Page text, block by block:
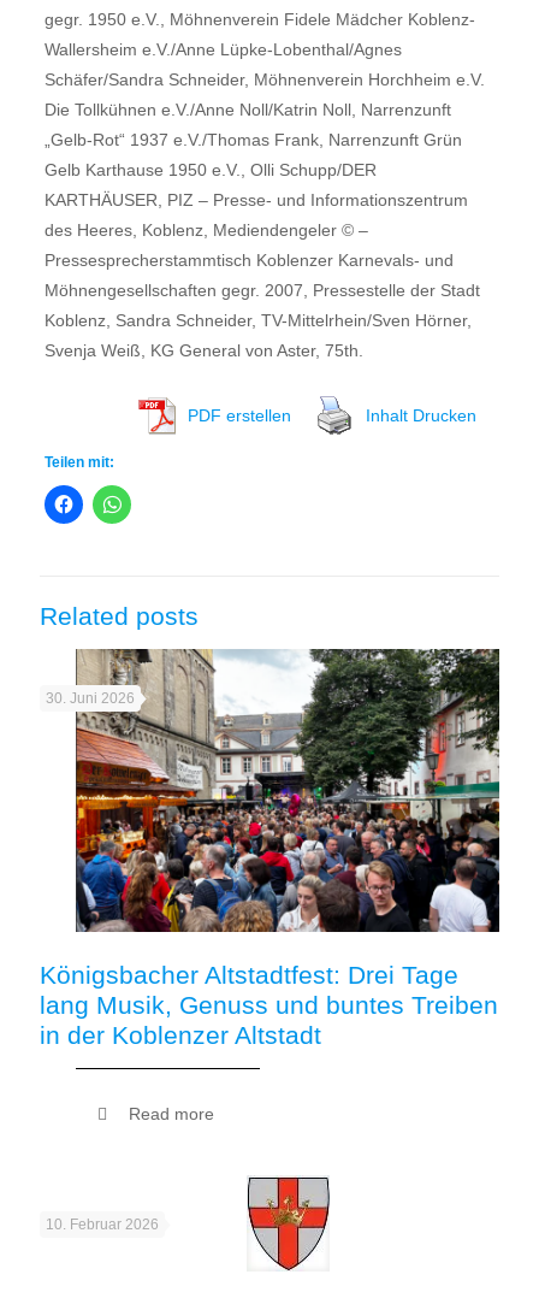
gegr. 1950 e.V., Möhnenverein Fidele Mädcher Koblenz-
Wallersheim e.V./Anne Lüpke-Lobenthal/Agnes
Schäfer/Sandra Schneider, Möhnenverein Horchheim e.V.
Die Tollkühnen e.V./Anne Noll/Katrin Noll, Narrenzunft
„Gelb-Rot“ 1937 e.V./Thomas Frank, Narrenzunft Grün
Gelb Karthause 1950 e.V., Olli Schupp/DER
KARTHÄUSER, PIZ – Presse- und Informationszentrum
des Heeres, Koblenz, Mediendengeler © –
Pressesprecherstammtisch Koblenzer Karnevals- und
Möhnengesellschaften gegr. 2007, Pressestelle der Stadt
Koblenz, Sandra Schneider, TV-Mittelrhein/Sven Hörner,
Svenja Weiß, KG General von Aster, 75th.
PDF erstellen Inhalt Drucken
Teilen mit:
Related posts
30. Juni 2026
Königsbacher Altstadtfest: Drei Tage
lang Musik, Genuss und buntes Treiben
in der Koblenzer Altstadt
Read more
10. Februar 2026